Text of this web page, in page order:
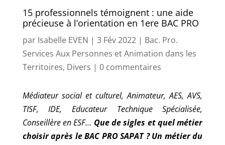
15 professionnels témoignent : une aide
précieuse à l’orientation en 1ere BAC PRO
par Isabelle EVEN | 3 Fév 2022| Bac. Pro.
Services Aux Personnes et Animation dans les
Territoires, Divers | 0 commentaires
Médiateur social et culturel, Animateur, AES, AVS,
TISF, IDE, Educateur Technique Spécialisée,
Conseillère en ESF… Que de sigles et quel métier
choisir après le BAC PRO SAPAT ? Un métier du